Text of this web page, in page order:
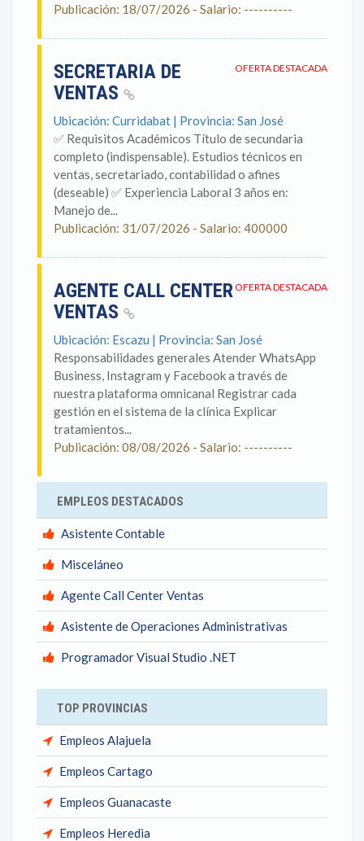
Publicación: 18/07/2026 - Salario: ----------
OFERTA DESTACADA
SECRETARIA DE
VENTAS
Ubicación: Curridabat | Provincia: San José
✅ Requisitos Académicos Título de secundaria
completo (indispensable). Estudios técnicos en
ventas, secretariado, contabilidad o afines
(deseable) ✅ Experiencia Laboral 3 años en:
Manejo de...
Publicación: 31/07/2026 - Salario: 400000
OFERTA DESTACADA
AGENTE CALL CENTER
VENTAS
Ubicación: Escazu | Provincia: San José
Responsabilidades generales Atender WhatsApp
Business, Instagram y Facebook a través de
nuestra plataforma omnicanal Registrar cada
gestión en el sistema de la clínica Explicar
tratamientos...
Publicación: 08/08/2026 - Salario: ----------
EMPLEOS DESTACADOS
Asistente Contable
Misceláneo
Agente Call Center Ventas
Asistente de Operaciones Administrativas
Programador Visual Studio .NET
TOP PROVINCIAS
Empleos Alajuela
Empleos Cartago
Empleos Guanacaste
Empleos Heredia